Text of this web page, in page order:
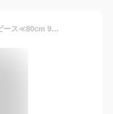
2026夏【Seraph/セラフ】リゾート ワンピース≪80cm 90cm 100cm 110cm 120cm 130cm 140cm≫子供服 キッズ スカート 女の子 女児 子ども ジュニア トップス 新作